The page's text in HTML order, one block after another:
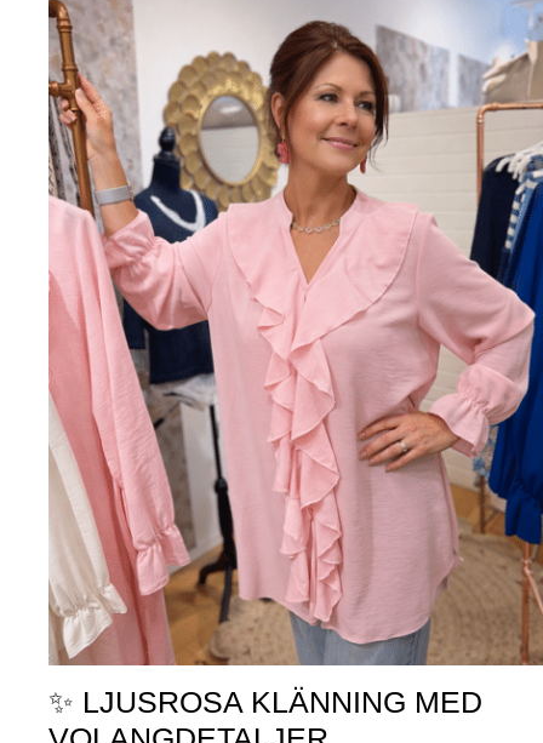
✨ LJUSROSA KLÄNNING MED